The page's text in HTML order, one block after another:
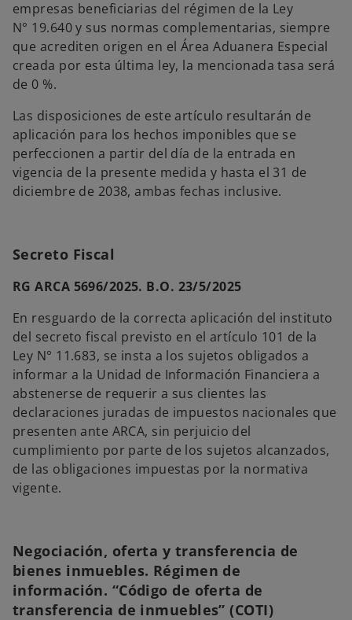
empresas beneficiarias del régimen de la Ley
N° 19.640 y sus normas complementarias, siempre
que acrediten origen en el Área Aduanera Especial
creada por esta última ley, la mencionada tasa será
de 0 %.
Las disposiciones de este artículo resultarán de
aplicación para los hechos imponibles que se
perfeccionen a partir del día de la entrada en
vigencia de la presente medida y hasta el 31 de
diciembre de 2038, ambas fechas inclusive.
Secreto Fiscal
RG ARCA 5696/2025. B.O. 23/5/2025
En resguardo de la correcta aplicación del instituto
del secreto fiscal previsto en el artículo 101 de la
Ley N° 11.683, se insta a los sujetos obligados a
informar a la Unidad de Información Financiera a
abstenerse de requerir a sus clientes las
declaraciones juradas de impuestos nacionales que
presenten ante ARCA, sin perjuicio del
cumplimiento por parte de los sujetos alcanzados,
de las obligaciones impuestas por la normativa
vigente.
Negociación, oferta y transferencia de
bienes inmuebles. Régimen de
información. “Código de oferta de
transferencia de inmuebles” (COTI)